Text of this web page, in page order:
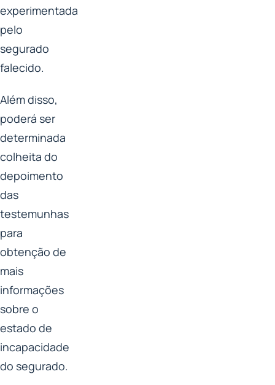
experimentada
pelo
segurado
falecido.
Além disso,
poderá ser
determinada
colheita do
depoimento
das
testemunhas
para
obtenção de
mais
informações
sobre o
estado de
incapacidade
do segurado.